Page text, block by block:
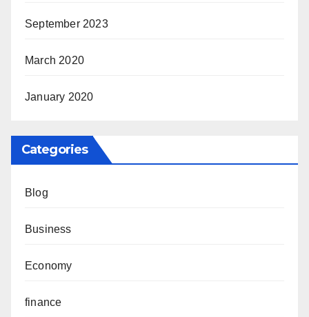
September 2023
March 2020
January 2020
Categories
Blog
Business
Economy
finance